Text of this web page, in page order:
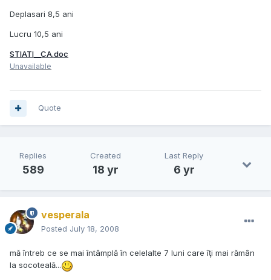
Deplasari 8,5 ani
Lucru 10,5 ani
STIATI__CA.doc
Unavailable
Quote
Replies
589
Created
18 yr
Last Reply
6 yr
vesperala
Posted July 18, 2008
mă întreb ce se mai întâmplă în celelalte 7 luni care îţi mai rămân
la socoteală...